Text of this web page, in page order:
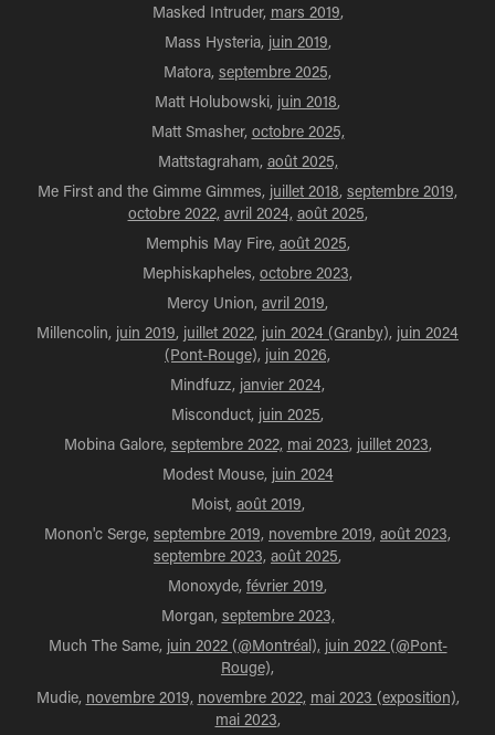
Masked Intruder, mars 2019,
Mass Hysteria, juin 2019,
Matora, septembre 2025,
Matt Holubowski, juin 2018,
Matt Smasher, octobre 2025,
Mattstagraham, août 2025,
Me First and the Gimme Gimmes, juillet 2018, septembre 2019,
octobre 2022, avril 2024, août 2025,
Memphis May Fire, août 2025,
Mephiskapheles, octobre 2023,
Mercy Union, avril 2019,
Millencolin, juin 2019, juillet 2022, juin 2024 (Granby), juin 2024
(Pont-Rouge), juin 2026,
Mindfuzz, janvier 2024,
Misconduct, juin 2025,
Mobina Galore, septembre 2022, mai 2023, juillet 2023,
Modest Mouse, juin 2024
Moist, août 2019,
Monon'c Serge, septembre 2019, novembre 2019, août 2023,
septembre 2023, août 2025,
Monoxyde, février 2019,
Morgan, septembre 2023,
Much The Same, juin 2022 (@Montréal), juin 2022 (@Pont-
Rouge),
Mudie, novembre 2019, novembre 2022, mai 2023 (exposition),
mai 2023,